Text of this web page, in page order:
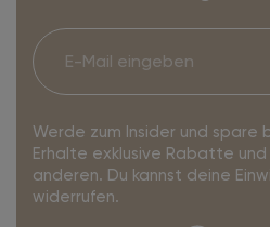
Werde zum Insider und spare
Erhalte exklusive Rabatte
anderen. Du kannst deine
widerrufen.